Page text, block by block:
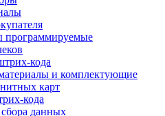
программируемые
кода
и комплектующие
карт
кода
данных